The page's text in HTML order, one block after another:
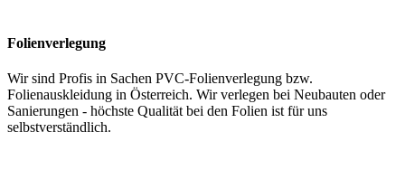
Folienverlegung
Wir sind Profis in Sachen PVC-Folienverlegung bzw.
Folienauskleidung in Österreich. Wir verlegen bei Neubauten oder
Sanierungen - höchste Qualität bei den Folien ist für uns
selbstverständlich.